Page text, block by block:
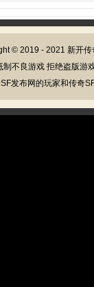
© 2019 - 2021 新开传
制不良游戏 拒绝盗版游
发布网的玩家和传奇